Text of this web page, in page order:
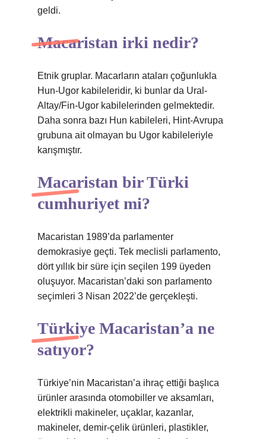
geldi.
Macaristan irki nedir?
Etnik gruplar. Macarların ataları çoğunlukla
Hun-Ugor kabileleridir, ki bunlar da Ural-
Altay/Fin-Ugor kabilelerinden gelmektedir.
Daha sonra bazı Hun kabileleri, Hint-Avrupa
grubuna ait olmayan bu Ugor kabileleriyle
karışmıştır.
Macaristan bir Türki
cumhuriyet mi?
Macaristan 1989’da parlamenter
demokrasiye geçti. Tek meclisli parlamento,
dört yıllık bir süre için seçilen 199 üyeden
oluşuyor. Macaristan’daki son parlamento
seçimleri 3 Nisan 2022’de gerçekleşti.
Türkiye Macaristan’a ne
satıyor?
Türkiye’nin Macaristan’a ihraç ettiği başlıca
ürünler arasında otomobiller ve aksamları,
elektrikli makineler, uçaklar, kazanlar,
makineler, demir-çelik ürünleri, plastikler,